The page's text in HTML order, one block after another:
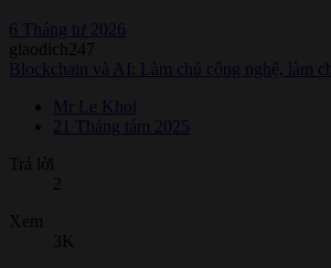
6 Tháng tư 2026
giaodich247
Blockchain và AI: Làm chủ công nghệ, làm
Mr Le Khoi
21 Tháng tám 2025
Trả lời
Xem
3K